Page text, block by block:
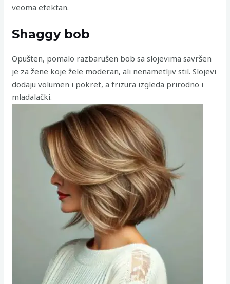
veoma efektan.
Shaggy bob
Opušten, pomalo razbarušen bob sa slojevima savršen
je za žene koje žele moderan, ali nenametljiv stil. Slojevi
dodaju volumen i pokret, a frizura izgleda prirodno i
mladalački.